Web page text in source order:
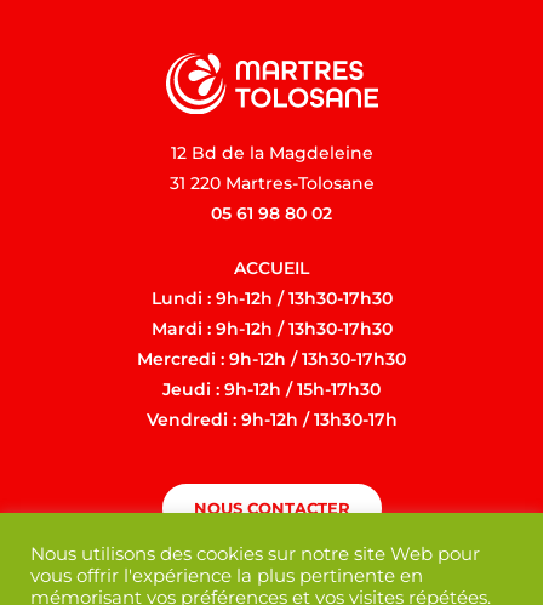
12 Bd de la Magdeleine
31 220 Martres-Tolosane
05 61 98 80 02
ACCUEIL
Lundi : 9h-12h / 13h30-17h30
Mardi : 9h-12h / 13h30-17h30
Mercredi : 9h-12h / 13h30-17h30
Jeudi : 9h-12h / 15h-17h30
Vendredi : 9h-12h / 13h30-17h
NOUS CONTACTER
Nous utilisons des cookies sur notre site Web pour
vous offrir l'expérience la plus pertinente en
mémorisant vos préférences et vos visites répétées.